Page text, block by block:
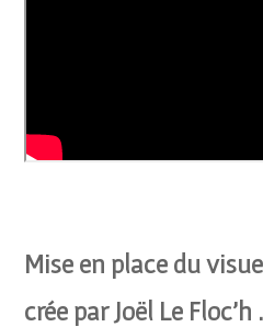
Mise en place du
crée par Joël Le Floc’h .